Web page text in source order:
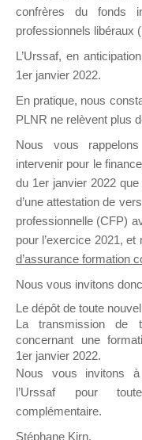
Ce groupe est
Formation qui
Propositions
Ce groupe
sur lequel il est
ou poser une
NB : Il est
pouvoir
confrères du fonds
professionnels libéraux
L’Urssaf, en
1er janvier 2022.
En pratique, nous
PLNR ne relèvent plus
Nous vous
intervenir pour le
du 1er janvier 2022
d’une attestation de
professionnelle (CFP)
pour l’exercice 2021, et
d’assurance formation
Nous vous invitons
Le dépôt de toute
La transmission de
concernant une
1er janvier 2022.
Nous vous invitons
l’Urssaf pour
complémentaire.
Stéphane Kirn,